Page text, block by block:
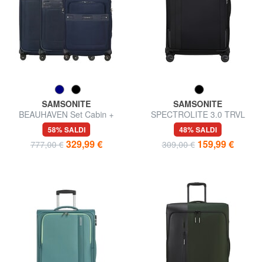
SAMSONITE
BEAUHAVEN Set Cabin +
Medio + Grande
58% SALDI
777,00 € 329,99 €
SAMSONITE
SPECTROLITE 3.0 TRVL
Trolley Grande, espandibile
48% SALDI
309,00 € 159,99 €